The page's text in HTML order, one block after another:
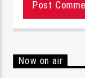
Now on air